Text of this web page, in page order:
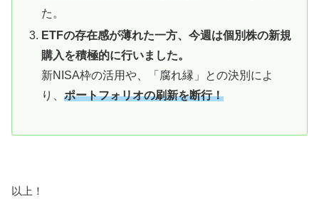
た。
ETFの存在感が薄れた一方、今週は個別株の新規
購入を積極的に行いました。
新NISA枠の活用や、「腐れ縁」との決別によ
り、ポートフォリオの刷新を断行！
以上！